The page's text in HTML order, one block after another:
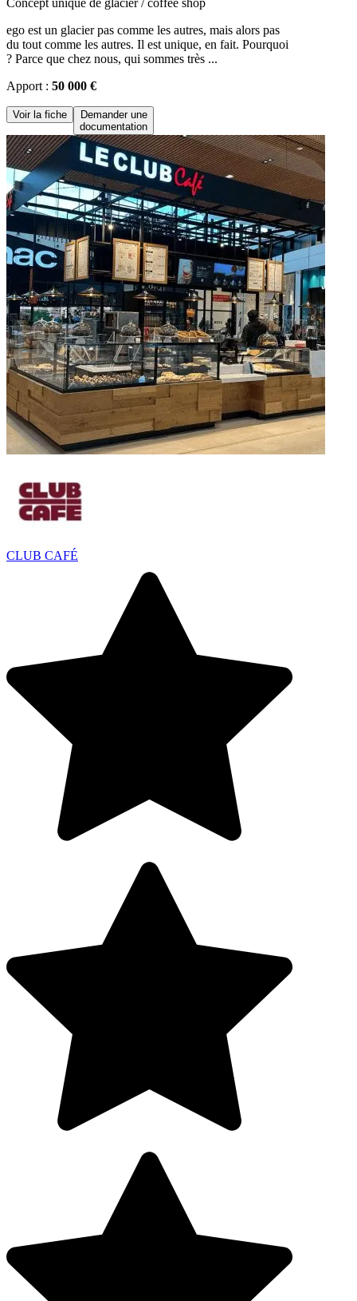
Concept unique de glacier / coffee shop
ego est un glacier pas comme les autres, mais alors pas
du tout comme les autres. Il est unique, en fait. Pourquoi
? Parce que chez nous, qui sommes très ...
Apport : 50 000 €
Voir la fiche
Demander une
documentation
CLUB CAFÉ